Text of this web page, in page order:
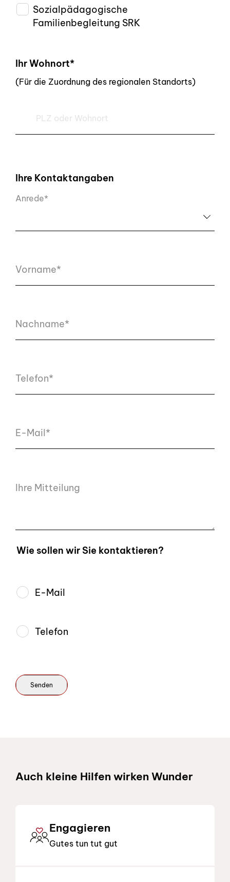
Sozialpädagogische
Familienbegleitung SRK
Ihr Wohnort*
(Für die Zuordnung des regionalen Standorts)
Ihre Kontaktangaben
Anrede*
Vorname*
Nachname*
Telefon*
E-Mail*
Ihre Mitteilung
Wie sollen wir Sie kontaktieren?
E-Mail
Telefon
Auch kleine Hilfen wirken Wunder
Engagieren
Gutes tun tut gut